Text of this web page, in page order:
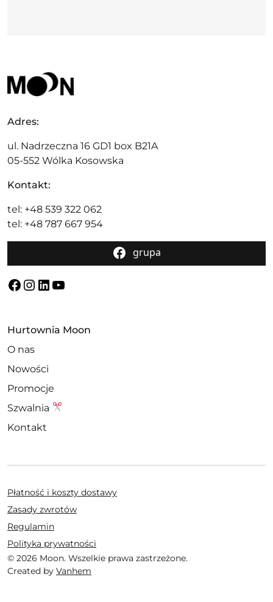
Adres:
ul. Nadrzeczna 16 GD1 box B21A
05-552 Wólka Kosowska
Kontakt:
tel: +48 539 322 062
tel: +48 787 667 954
grupa
Facebook
Instagram
LinkedIn
YouTube
Hurtownia Moon
O nas
Nowości
Promocje
Szwalnia
Kontakt
© 2026 Moon. Wszelkie prawa zastrzeżone.
Created by Vanhem
Płatność i koszty dostawy
Zasady zwrotów
Regulamin
Polityka prywatności